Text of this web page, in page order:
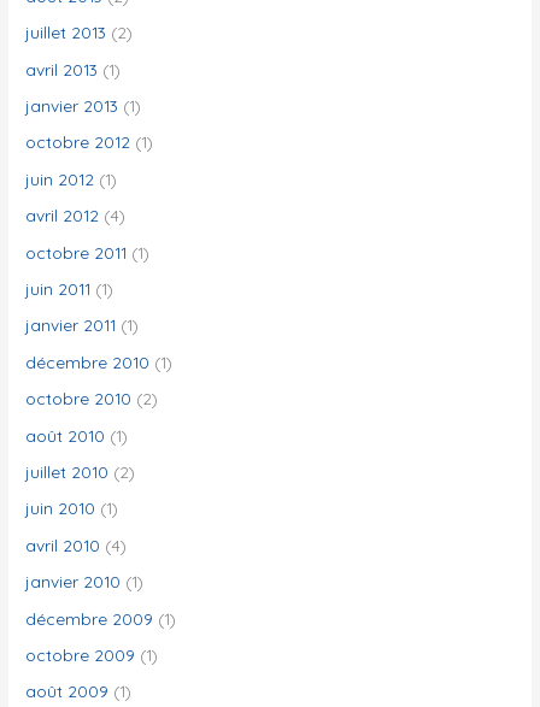
juillet 2013 (2)
avril 2013 (1)
janvier 2013 (1)
octobre 2012 (1)
juin 2012 (1)
avril 2012 (4)
octobre 2011 (1)
juin 2011 (1)
janvier 2011 (1)
décembre 2010 (1)
octobre 2010 (2)
août 2010 (1)
juillet 2010 (2)
juin 2010 (1)
avril 2010 (4)
janvier 2010 (1)
décembre 2009 (1)
octobre 2009 (1)
août 2009 (1)